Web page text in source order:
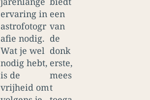
ervaring in
astrofotogr
afie nodig.
Wat je wel
nodig hebt,
is de
vrijheid om
een
van
de
donk
erste,
mees
t